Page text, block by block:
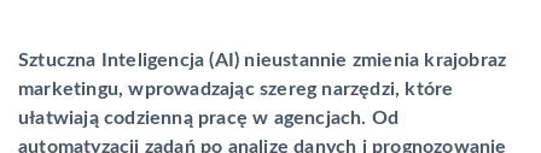
Sztuczna Inteligencja (AI) nieustannie zmienia krajobraz
marketingu, wprowadzając szereg narzędzi, które
ułatwiają codzienną pracę w agencjach. Od
automatyzacji zadań po analizę danych i prognozowanie